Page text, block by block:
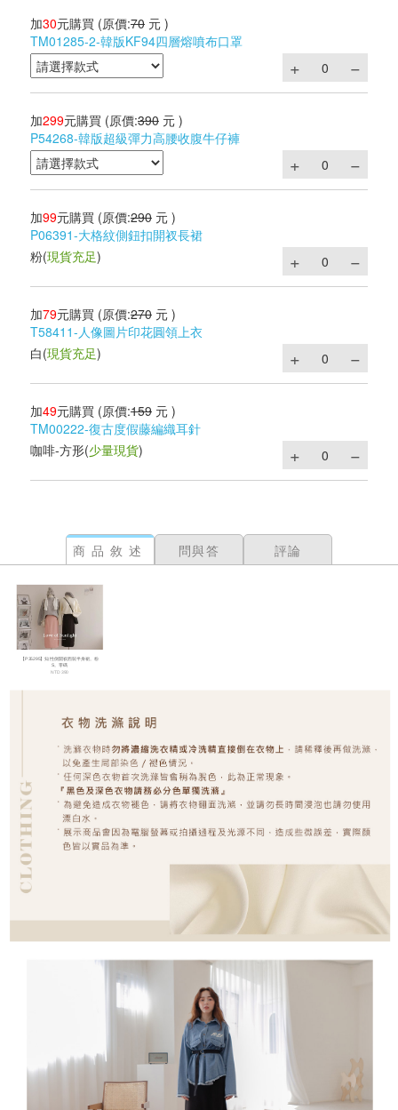
加30元購買 (原價:70 元 )
TM01285-2-韓版KF94四層熔噴布口罩
加299元購買 (原價:390 元 )
P54268-韓版超級彈力高腰收腹牛仔褲
加99元購買 (原價:290 元 )
P06391-大格紋側鈕扣開衩長裙
粉(現貨充足)
加79元購買 (原價:270 元 )
T58411-人像圖片印花圓領上衣
白(現貨充足)
加49元購買 (原價:159 元 )
TM00222-復古度假藤編織耳針
咖啡-方形(少量現貨)
商品敘述 問與答 評論